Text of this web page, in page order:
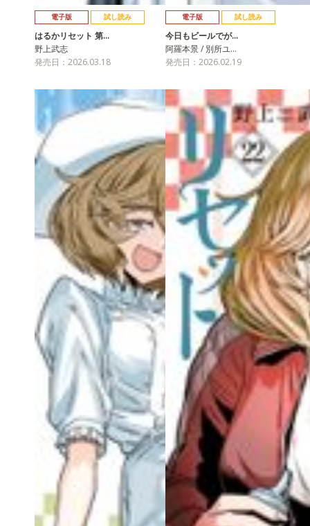
電子版 試し読み
はるかリセット 第…
野上武志
発売日：2026.03.18
電子版 試し読み
今日もビールでが…
阿羅本景 / 別所ユ…
発売日：2026.02.19